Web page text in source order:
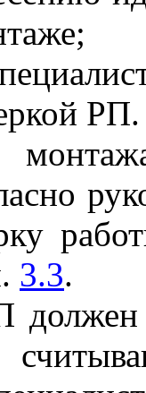
РП.
3.3.